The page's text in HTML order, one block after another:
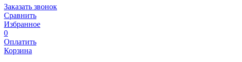
Заказать звонок
Сравнить
Избранное
0
Оплатить
Корзина